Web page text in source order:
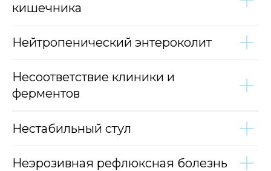
кишечника
Нейтропенический энтероколит
Несоответствие клиники и
ферментов
Нестабильный стул
Неэрозивная рефлюксная болезнь